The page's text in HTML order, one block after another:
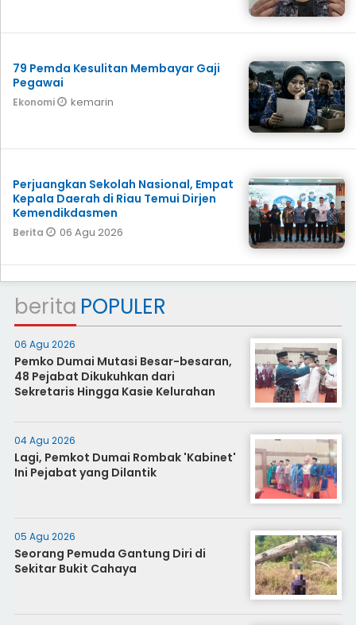
79 Pemda Kesulitan Membayar Gaji
Pegawai
Ekonomi kemarin
Perjuangkan Sekolah Nasional, Empat
Kepala Daerah di Riau Temui Dirjen
Kemendikdasmen
Berita 06 Agu 2026
berita POPULER
06 Agu 2026
Pemko Dumai Mutasi Besar-besaran,
48 Pejabat Dikukuhkan dari
Sekretaris Hingga Kasie Kelurahan
04 Agu 2026
Lagi, Pemkot Dumai Rombak 'Kabinet'
Ini Pejabat yang Dilantik
05 Agu 2026
Seorang Pemuda Gantung Diri di
Sekitar Bukit Cahaya